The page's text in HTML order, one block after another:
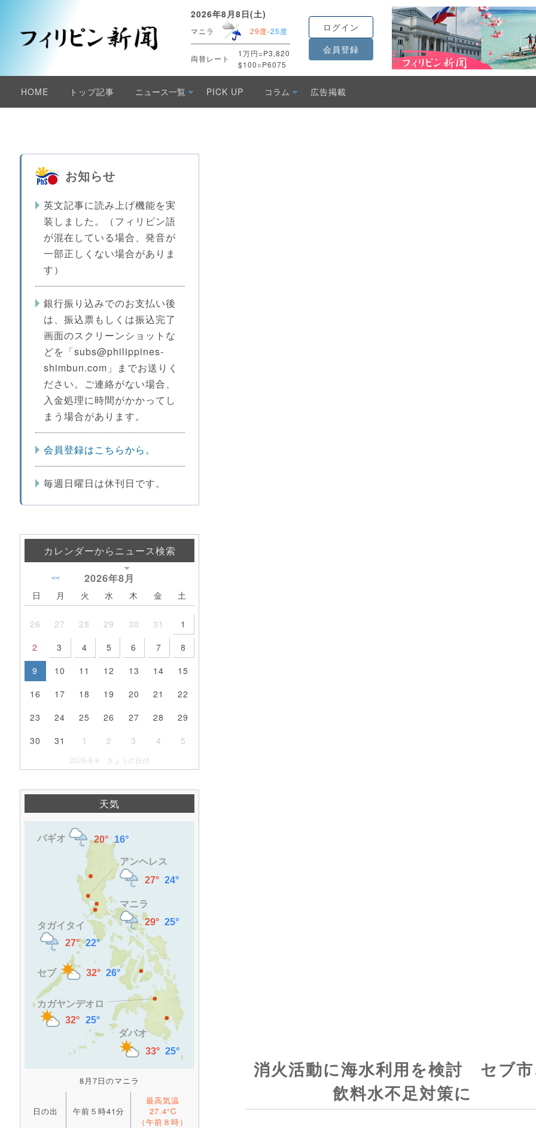
2026年8月8日(土)
マニラ 29度-25度
両替レート
1万円=P3,820
$100=P6075
ログイン
会員登録
HOME トップ記事 ニュース一覧 PICK UP コラム 広告掲載
お知らせ
英文記事に読み上げ機能を実
装しました。（フィリピン語
が混在している場合、発音が
一部正しくない場合がありま
す）
銀行振り込みでのお支払い後
は、振込票もしくは振込完了
画面のスクリーンショットな
どを「subs@philippines-
shimbun.com」までお送りく
ださい。ご連絡がない場合、
入金処理に時間がかかってし
まう場合があります。
会員登録はこちらから。
毎週日曜日は休刊日です。
カレンダーからニュース検索
2026年8月
<<
日 月 火 水 木 金 土
26 27 28 29 30 31
1
2
3 4 5 6 7
8
9
10 11 12 13 14
15
16
17 18 19 20 21
22
23
24 25 26 27 28
29
30
31 1 2 3 4 5
2026-8-9 きょうの日付
天気
8月7日のマニラ
日の出 午前５時41分
最高気温
27.4°C
（午前８時）
消火活動に海水利用を検討 セブ
飲料水不足対策に